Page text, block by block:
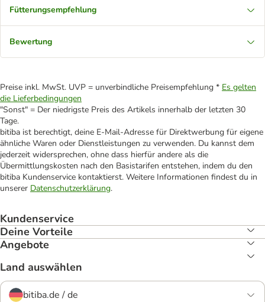
Fütterungsempfehlung
Bewertung
Preise inkl. MwSt. UVP = unverbindliche Preisempfehlung * Es gelten
die Lieferbedingungen
"Sonst" = Der niedrigste Preis des Artikels innerhalb der letzten 30
Tage.
bitiba ist berechtigt, deine E-Mail-Adresse für Direktwerbung für eigene
ähnliche Waren oder Dienstleistungen zu verwenden. Du kannst dem
jederzeit widersprechen, ohne dass hierfür andere als die
Übermittlungskosten nach den Basistarifen entstehen, indem du den
bitiba Kundenservice kontaktierst. Weitere Informationen findest du in
unserer Datenschutzerklärung.
Kundenservice
Deine Vorteile
Angebote
Land auswählen
bitiba.de / de